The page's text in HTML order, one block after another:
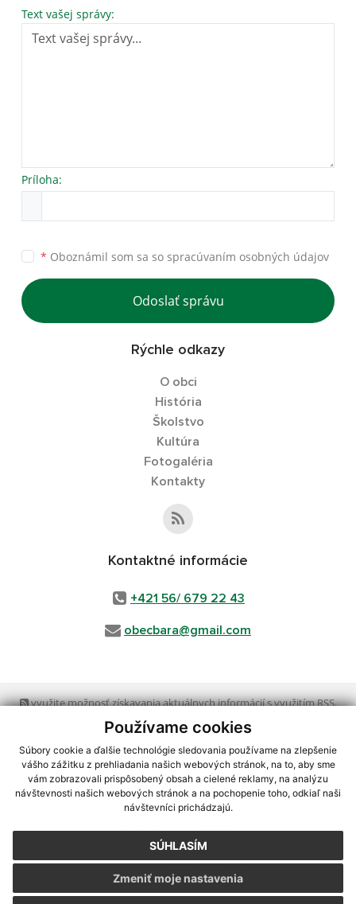
Používame cookies
Súbory cookie a ďalšie technológie sledovania používame na zlepšenie
vášho zážitku z prehliadania našich webových stránok, na to, aby sme
vám zobrazovali prispôsobený obsah a cielené reklamy, na analýzu
návštevnosti našich webových stránok a na pochopenie toho, odkiaľ naši
návštevníci prichádzajú.
SÚHLASÍM
Zmeniť moje nastavenia
Text vašej správy:
Príloha:
* Oboznámil som sa so spracúvaním osobných údajov
Odoslať správu
Rýchle odkazy
O obci
História
Školstvo
Kultúra
Fotogaléria
Kontakty
Kontaktné informácie
+421 56/ 679 22 43
obecbara@gmail.com
využite možnosť získavania aktuálnych informácií s využitím RSS,
CMS systém (redakčný) systém ECHELON 2, Mapa stránok
webex.digital, s.r.o.,domény,registrácia domény
spoločnosť webex.digital, s.r.o.,technický prevádzkovateľ
Posledná aktualizácia:23.07.2026
Vytlačiť stránku|Vyhlásenie o prístupnosti
webdesign